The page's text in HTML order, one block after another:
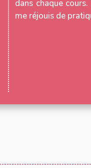
dans chaque
me réjouis de